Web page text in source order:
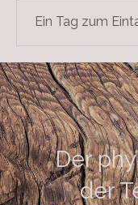
Ein Tag zum
Der
der